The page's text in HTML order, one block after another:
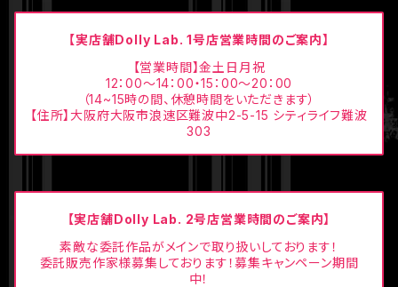
【実店舗Dolly Lab. 1号店営業時間のご案内】
【営業時間】金土日月祝
12：00〜14：00・15：00〜20：00
（14~15時の間、休憩時間をいただきます）
【住所】大阪府大阪市浪速区難波中2-5-15 シティライフ難波
303
【実店舗Dolly Lab. 2号店営業時間のご案内】
素敵な委託作品がメインで取り扱いしております！
委託販売作家様募集しております！募集キャンペーン期間
中！